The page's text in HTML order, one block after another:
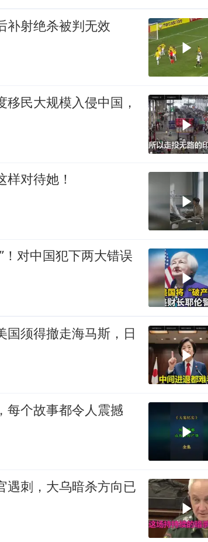
补射绝杀被判无效
民大规模入侵中国，
对待她！
对中国犯下两大错误
国须得撤走海马斯，日
每个故事都令人震撼
遇刺，大乌暗杀方向已